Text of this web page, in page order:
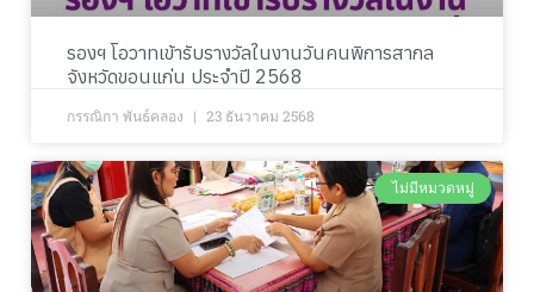
รองฯ โอวาทเข้ารับรางวัลในงานวันคนพิการสากล
จังหวัดขอนแก่น ประจำปี 2568
กรรณิกา พันธ์คลอง 23 ธันวาคม 2568
ไม่มีหมวดหมู่